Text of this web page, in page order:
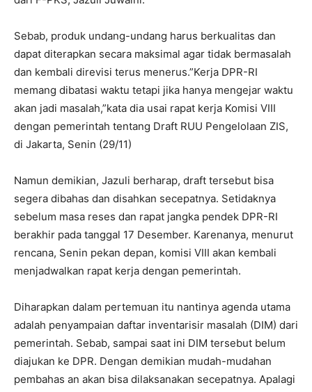
Sebab, produk undang-undang harus berkualitas dan
dapat diterapkan secara maksimal agar tidak bermasalah
dan kembali direvisi terus menerus.”Kerja DPR-RI
memang dibatasi waktu tetapi jika hanya mengejar waktu
akan jadi masalah,”kata dia usai rapat kerja Komisi VIII
dengan pemerintah tentang Draft RUU Pengelolaan ZIS,
di Jakarta, Senin (29/11)
Namun demikian, Jazuli berharap, draft tersebut bisa
segera dibahas dan disahkan secepatnya. Setidaknya
sebelum masa reses dan rapat jangka pendek DPR-RI
berakhir pada tanggal 17 Desember. Karenanya, menurut
rencana, Senin pekan depan, komisi VIII akan kembali
menjadwalkan rapat kerja dengan pemerintah.
Diharapkan dalam pertemuan itu nantinya agenda utama
adalah penyampaian daftar inventarisir masalah (DIM) dari
pemerintah. Sebab, sampai saat ini DIM tersebut belum
diajukan ke DPR. Dengan demikian mudah-mudahan
pembahas an akan bisa dilaksanakan secepatnya. Apalagi